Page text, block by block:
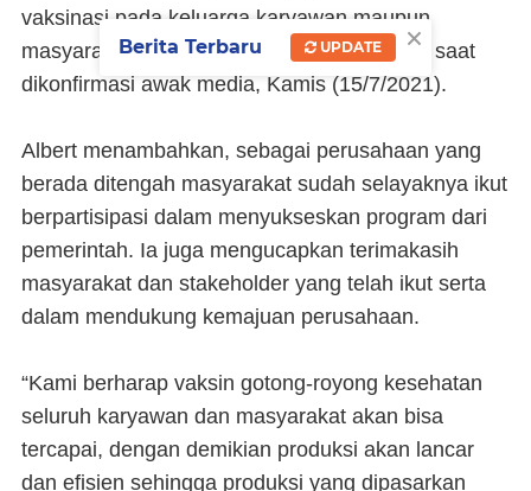
vaksinasi pada keluarga karyawan maupun
masyarakat disekitar perusahaan,” katanya saat
dikonfirmasi awak media, Kamis (15/7/2021).
Albert menambahkan, sebagai perusahaan yang
berada ditengah masyarakat sudah selayaknya ikut
berpartisipasi dalam menyukseskan program dari
pemerintah. Ia juga mengucapkan terimakasih
masyarakat dan stakeholder yang telah ikut serta
dalam mendukung kemajuan perusahaan.
“Kami berharap vaksin gotong-royong kesehatan
seluruh karyawan dan masyarakat akan bisa
tercapai, dengan demikian produksi akan lancar
dan efisien sehingga produksi yang dipasarkan
×
Berita Terbaru UPDATE